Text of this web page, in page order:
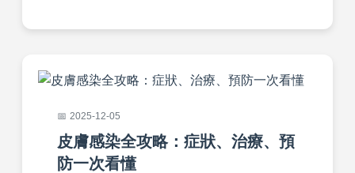
2025-12-05
皮膚感染全攻略：症狀、治療、預
防一次看懂